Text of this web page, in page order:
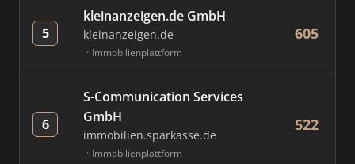
5
kleinanzeigen.de GmbH
kleinanzeigen.de
Immobilienplattform
605
6
S-Communication Services
GmbH
immobilien.sparkasse.de
Immobilienplattform
522